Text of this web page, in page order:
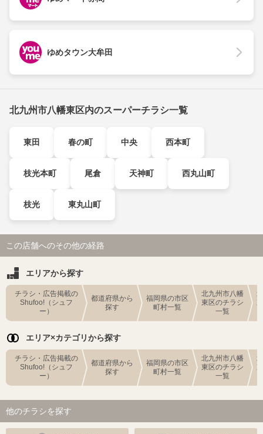
ゆめタウン大牟田
北九州市八幡東区内のスーパーチラシ一覧
東田 春の町 中央 西本町
枝光本町 尾倉 天神町 西丸山町
枝光 東丸山町
この店舗へのその他の経路
エリアから探す
チラシ・広告掲載の
Shufoo!（シュフ
ー）
都道府県から
探す
福岡県の市区
町村一覧
北九州市八幡
東区のチラシ
一覧
エリア×カテゴリから探す
チラシ・広告掲載の
Shufoo!（シュフ
ー）
都道府県から
探す
福岡県の市区
町村一覧
北九州市八幡
東区のチラシ
一覧
他のチラシを探す